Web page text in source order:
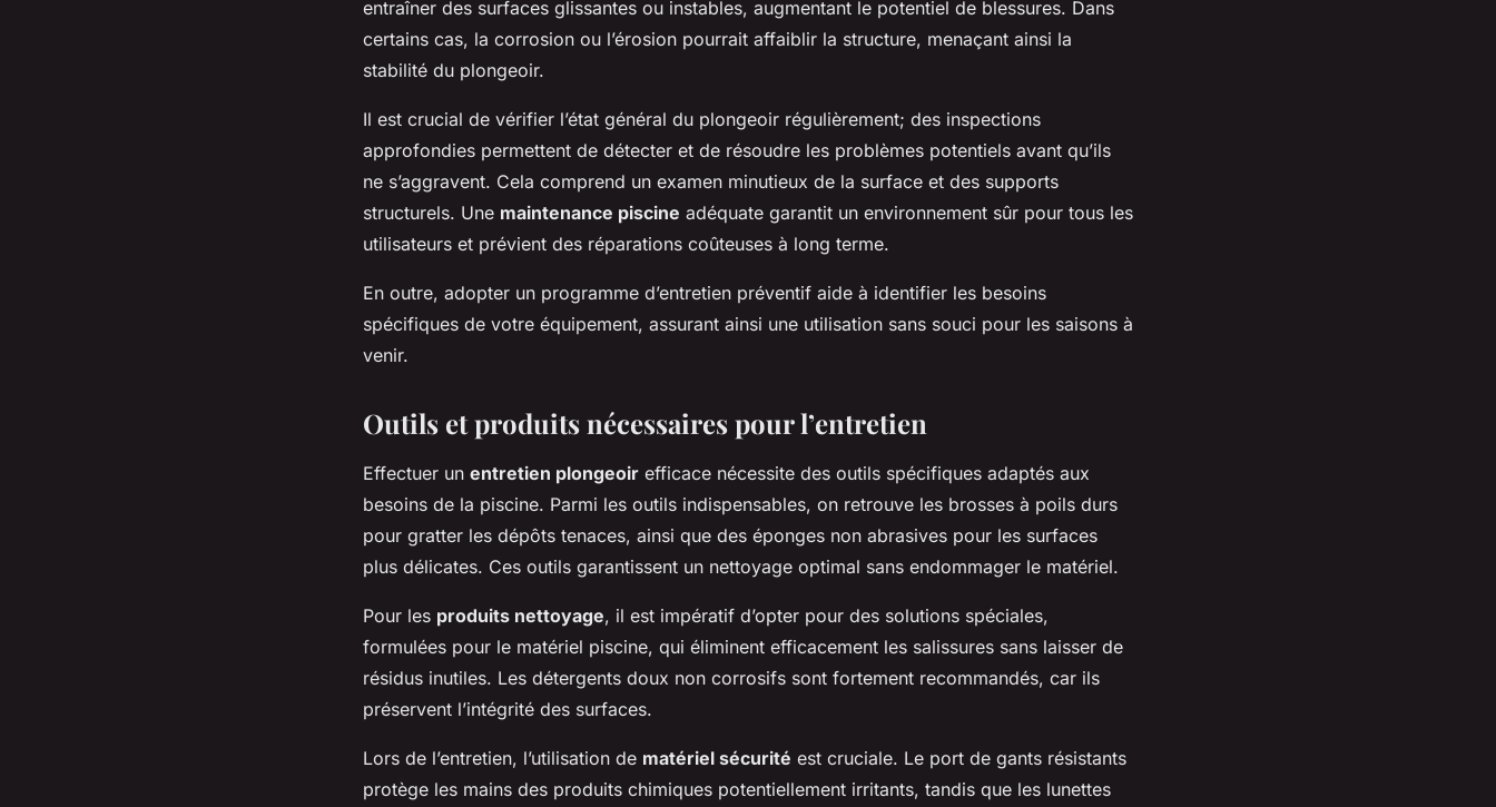
entraîner des surfaces glissantes ou instables, augmentant le potentiel de blessures. Dans
certains cas, la corrosion ou l’érosion pourrait affaiblir la structure, menaçant ainsi la
stabilité du plongeoir.
Il est crucial de vérifier l’état général du plongeoir régulièrement; des inspections
approfondies permettent de détecter et de résoudre les problèmes potentiels avant qu’ils
ne s’aggravent. Cela comprend un examen minutieux de la surface et des supports
structurels. Une maintenance piscine adéquate garantit un environnement sûr pour tous les
utilisateurs et prévient des réparations coûteuses à long terme.
En outre, adopter un programme d’entretien préventif aide à identifier les besoins
spécifiques de votre équipement, assurant ainsi une utilisation sans souci pour les saisons à
venir.
Outils et produits nécessaires pour l’entretien
Effectuer un entretien plongeoir efficace nécessite des outils spécifiques adaptés aux
besoins de la piscine. Parmi les outils indispensables, on retrouve les brosses à poils durs
pour gratter les dépôts tenaces, ainsi que des éponges non abrasives pour les surfaces
plus délicates. Ces outils garantissent un nettoyage optimal sans endommager le matériel.
Pour les produits nettoyage, il est impératif d’opter pour des solutions spéciales,
formulées pour le matériel piscine, qui éliminent efficacement les salissures sans laisser de
résidus inutiles. Les détergents doux non corrosifs sont fortement recommandés, car ils
préservent l’intégrité des surfaces.
Lors de l’entretien, l’utilisation de matériel sécurité est cruciale. Le port de gants résistants
protège les mains des produits chimiques potentiellement irritants, tandis que les lunettes